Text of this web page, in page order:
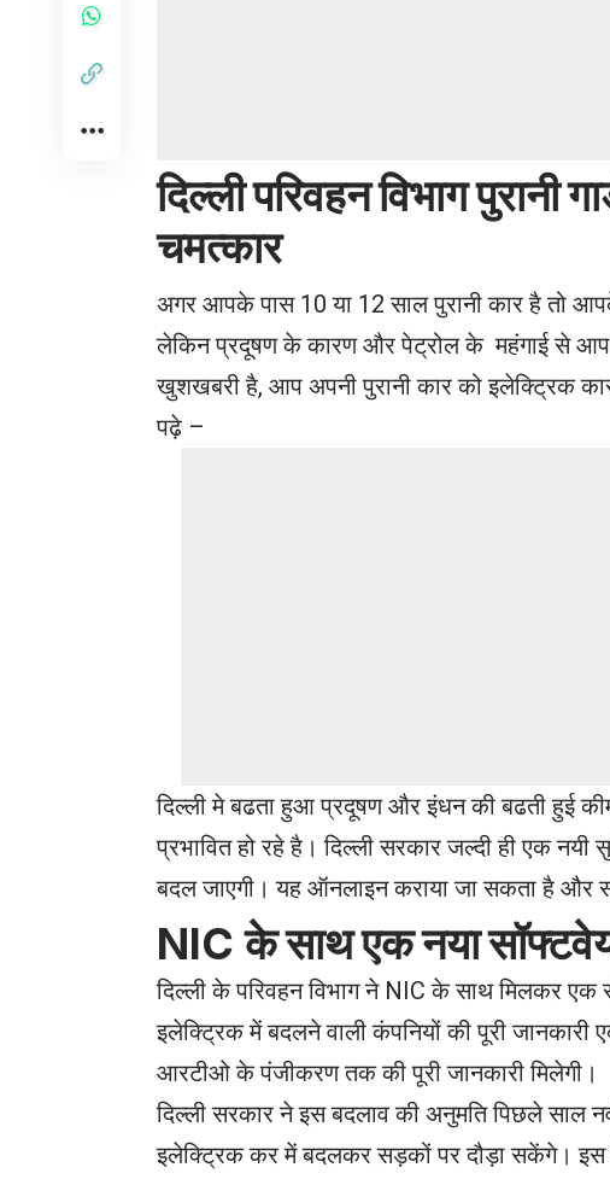
दिल्लीपरिवहनविभागपुरानी
चमत्कार
अगर आपके पास 10 या 12 साल पुरानी कार है तो
लेकिन प्रदूषण के कारण और पेट्रोल के महंगाई से आप
खुशखबरी है, आप अपनी पुरानी कार को इलेक्ट्रिक
पढ़े –
दिल्ली मे बढता हुआ प्रदूषण और इंधन की बढती हुई
प्रभावित हो रहे है। दिल्ली सरकार जल्दी ही एक नयी
बदल जाएगी। यह ऑनलाइन कराया जा सकता है और
NICकेसाथएकनया
दिल्ली के परिवहन विभाग ने NIC के साथ मिलकर एक
इलेक्ट्रिक में बदलने वाली कंपनियों की पूरी
आरटीओ के पंजीकरण तक की पूरी जानकारी मिलेगी।
दिल्ली सरकार ने इस बदलाव की अनुमति पिछले साल
इलेक्ट्रिक कर में बदलकर सड़कों पर दौड़ा सकेंगे। इस